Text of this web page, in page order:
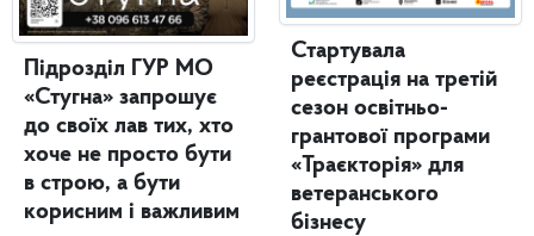
Підрозділ ГУР МО
«Стугна» запрошує
до своїх лав тих, хто
хоче не просто бути
в строю, а бути
корисним і важливим
Стартувала
реєстрація на третій
сезон освітньо-
грантової програми
«Траєкторія» для
ветеранського
бізнесу